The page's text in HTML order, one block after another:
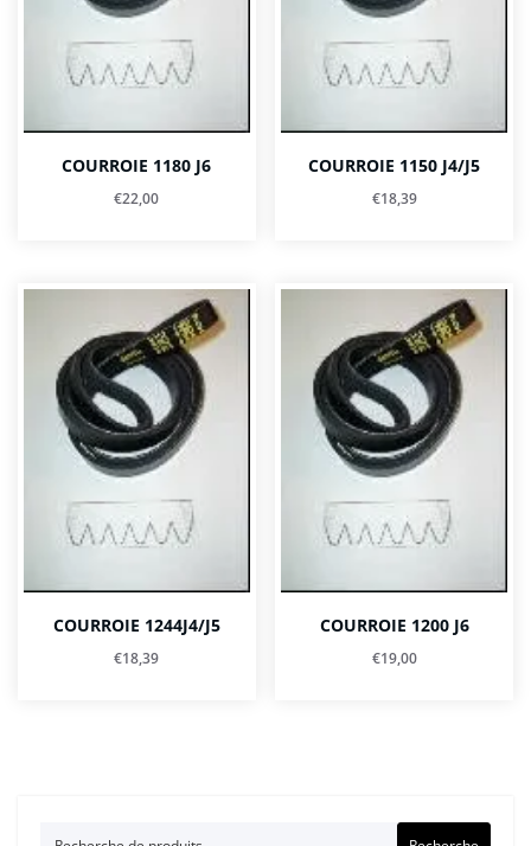
COURROIE 1180 J6
€22,00
COURROIE 1150 J4/J5
€18,39
COURROIE 1244J4/J5
€18,39
COURROIE 1200 J6
€19,00